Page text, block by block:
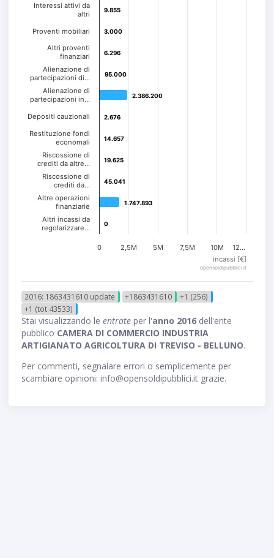
incassi [€]
9.855
9.855
3.000
3.000
6.296
6.296
95.000
95.000
2.386.200
2.386.200
2.676
2.676
14.657
14.657
19.625
19.625
45.041
45.041
1.747.893
1.747.893
0
0
0 2,5M 5M 7,5M 10M 12…
Interessi attivi da
altri
Proventi mobiliari
Altri proventi
finanziari
Alienazione di
partecipazioni di…
Alienazione di
partecipazioni in…
Depositi cauzionali
Restituzione fondi
economali
Riscossione di
crediti da altre…
Riscossione di
crediti da…
Altre operazioni
finanziarie
Altri incassi da
regolarizzare…
opensoldipubblici.it
2016: 1863431610 update +1863431610
+1 (256)
+1 (tot 43533)
Stai visualizzando le entrate per l'anno 2016 dell'ente
pubblico CAMERA DI COMMERCIO INDUSTRIA
ARTIGIANATO AGRICOLTURA DI TREVISO - BELLUNO.
Per commenti, segnalare errori o semplicemente per
scambiare opinioni: info@opensoldipubblici.it grazie.